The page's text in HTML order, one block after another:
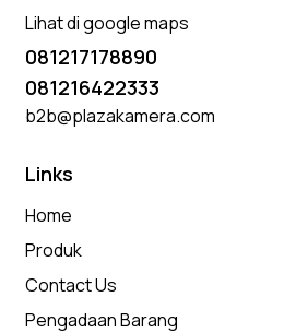
Lihat di google maps
081217178890
081216422333
b2b@plazakamera.com
Links
Home
Produk
Contact Us
Pengadaan Barang